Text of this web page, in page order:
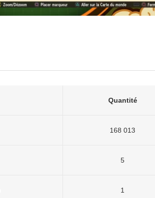
Quantité
168 013
5
1